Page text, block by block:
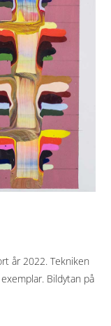
år 2022. Tekniken
Bildytan på